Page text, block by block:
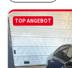
TOP ANGEBOT